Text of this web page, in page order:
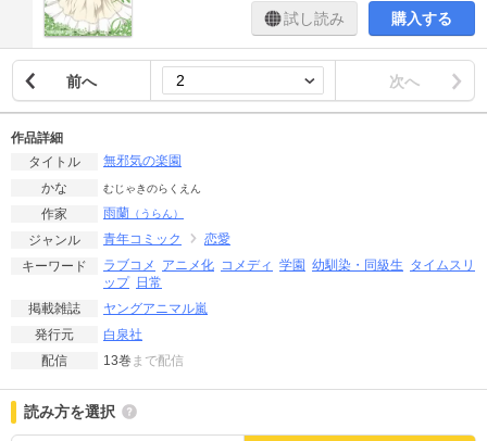
試し読み 購入する
前へ 次へ
作品詳細
タイトル
無邪気の楽園
かな
むじゃきのらくえん
作家 雨蘭 （うらん）
ジャンル 青年コミック
恋愛
キーワード
ラブコメ アニメ化 コメディ 学園 幼馴染・同級生 タイムスリ
ップ 日常
掲載雑誌
ヤングアニマル嵐
発行元
白泉社
配信
13巻 まで配信
読み方を選択